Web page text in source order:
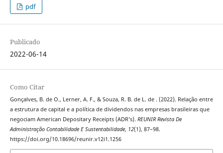
pdf
Publicado
2022-06-14
Como Citar
Gonçalves, B. de O., Lerner, A. F., & Souza, R. B. de L. de . (2022). Relação entre
a estrutura de capital e a política de dividendos nas empresas brasileiras que
negociam American Depositary Receipts (ADR’s). REUNIR Revista De
Administração Contabilidade E Sustentabilidade, 12(1), 87–98.
https://doi.org/10.18696/reunir.v12i1.1256